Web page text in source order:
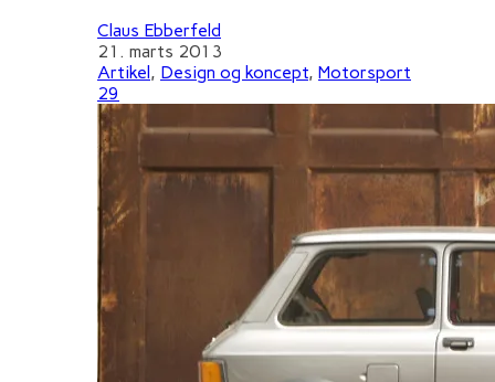
Claus Ebberfeld
21. marts 2013
Artikel, Design og koncept, Motorsport
29